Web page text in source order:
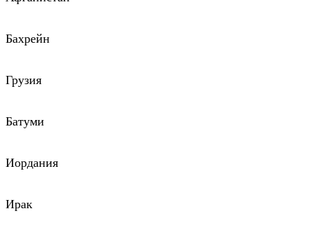
Бахрейн
Грузия
Батуми
Иордания
Ирак